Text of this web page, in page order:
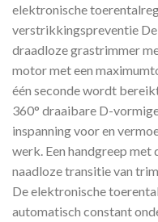
elektronische
verstrikkingspreventie
draadloze grastrimmer
motor met een
één seconde wordt
360° draaibare D-
inspanning voor en
werk. Een handgreep
naadloze transitie van
De elektronische
automatisch constant